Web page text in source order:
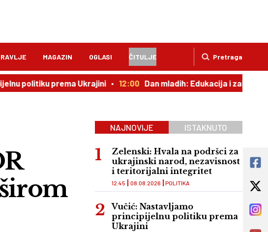
Pretraga
MAGAZIN OGLASI ČITULJE
prema Ukrajini 12:00 Dan mladih: Edukacija i zabava
NAJNOVIJE ISTAKNUTO
Zelenski: Hvala na podršci za
ukrajinski narod, nezavisnost
i teritorijalni integritet
POLITIKA
12:45 08.08.2026
Vučić: Nastavljamo
principijelnu politiku prema
Ukrajini